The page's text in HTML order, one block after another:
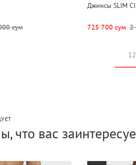
сум
Джинсы SLIM
725 700 сум 2
что вас